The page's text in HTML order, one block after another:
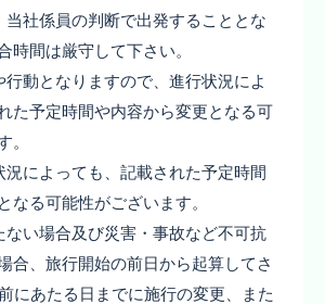
当社係員の判断で出発することとな
時間は厳守して下さい。
行動となりますので、進行状況によ
た予定時間や内容から変更となる可
。
況によっても、記載された予定時間
なる可能性がございます。
ない場合及び災害・事故など不可抗
合、旅行開始の前日から起算してさ
にあたる日までに施行の変更、また